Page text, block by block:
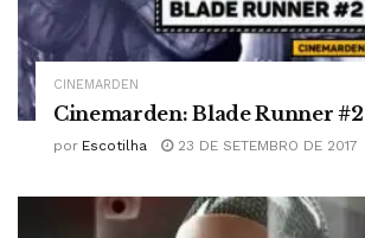
CINEMARDEN
Cinemarden: Blade Runner #2
por Escotilha 23 DE SETEMBRO DE 2017